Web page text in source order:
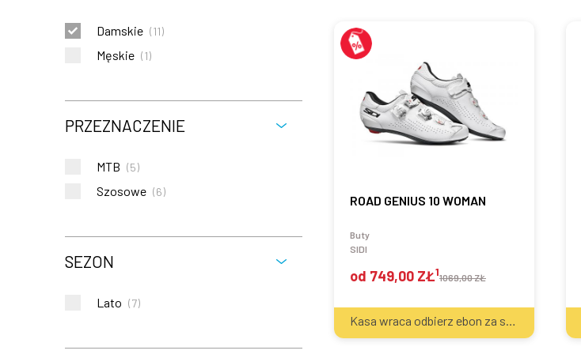
Damskie (11)
Męskie (1)
PRZEZNACZENIE
MTB (5)
Szosowe (6)
SEZON
Lato (7)
ROAD GENIUS 10 WOMAN
Buty
SIDI
od 749,00 ZŁ11069,00 ZŁ
Kasa wraca odbierz ebon za sprzęt